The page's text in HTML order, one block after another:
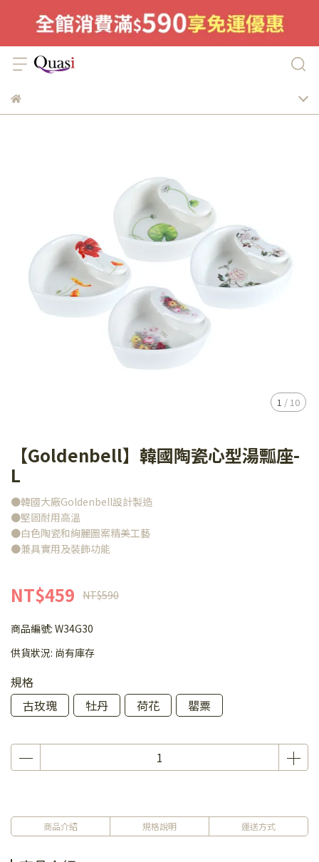
1 /10
【Goldenbell】韓國陶瓷心型湯瓢座-
L
●韓國大廠Goldenbell設計製造
●堅固耐用高溫
●白色陶瓷和絢麗圖案精美工藝
●兼具實用及裝飾功能
NT$459 NT$590
商品編號: W34G30
供貨狀況: 尚有庫存
規格
古玫瑰
牡丹 荷花 罌粟
商品介紹 規格說明 運送方式